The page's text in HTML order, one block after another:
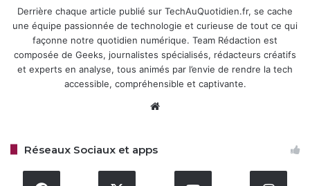
Samsung intègre Perplexity AI à Bixby
30 décembre 2025
Perplexity Comet : une faille de
sécurité expose les données des
Derrière chaque article publié sur TechAuQuotidien.fr, se cache
une équipe passionnée de technologie et curieuse de tout ce qui
façonne notre quotidien numérique. Team Rédaction est
composée de Geeks, journalistes spécialisés, rédacteurs créatifs
et experts en analyse, tous animés par l’envie de rendre la tech
accessible, compréhensible et captivante.
Réseaux Sociaux et apps